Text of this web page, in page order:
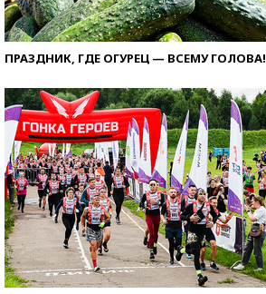
ПРАЗДНИК, ГДЕ ОГУРЕЦ — ВСЕМУ ГОЛОВА!